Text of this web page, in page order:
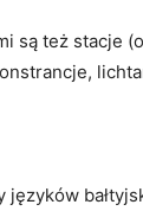
są też